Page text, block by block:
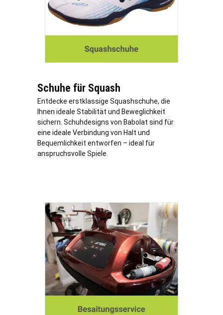
Schuhe für Squash
Entdecke erstklassige Squashschuhe, die
Ihnen ideale Stabilität und Beweglichkeit
sichern. Schuhdesigns von Babolat sind für
eine ideale Verbindung von Halt und
Bequemlichkeit entworfen – ideal für
anspruchsvolle Spiele.